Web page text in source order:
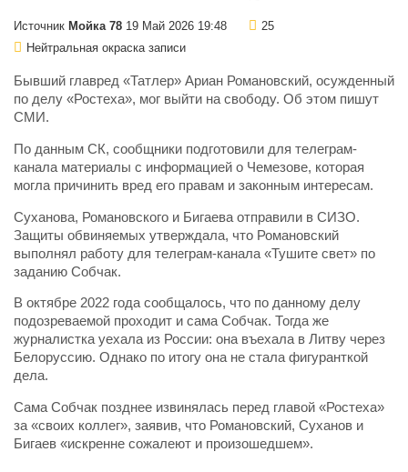
Источник Мойка 78 19 Май 2026 19:48
25
Нейтральная окраска записи
Бывший главред «Татлер» Ариан Романовский, осужденный
по делу «Ростеха», мог выйти на свободу. Об этом пишут
СМИ.
По данным СК, сообщники подготовили для телеграм-
канала материалы с информацией о Чемезове, которая
могла причинить вред его правам и законным интересам.
Суханова, Романовского и Бигаева отправили в СИЗО.
Защиты обвиняемых утверждала, что Романовский
выполнял работу для телеграм-канала «Тушите свет» по
заданию Собчак.
В октябре 2022 года сообщалось, что по данному делу
подозреваемой проходит и сама Собчак. Тогда же
журналистка уехала из России: она въехала в Литву через
Белоруссию. Однако по итогу она не стала фигуранткой
дела.
Сама Собчак позднее извинялась перед главой «Ростеха»
за «своих коллег», заявив, что Романовский, Суханов и
Бигаев «искренне сожалеют и произошедшем».